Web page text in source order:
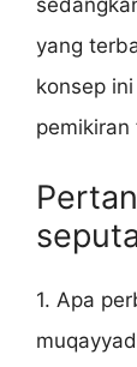
yang
konsep
1. Apa